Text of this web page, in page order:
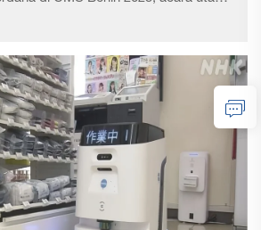
Eropa, memperlihatkan
internasional. 27 Y...